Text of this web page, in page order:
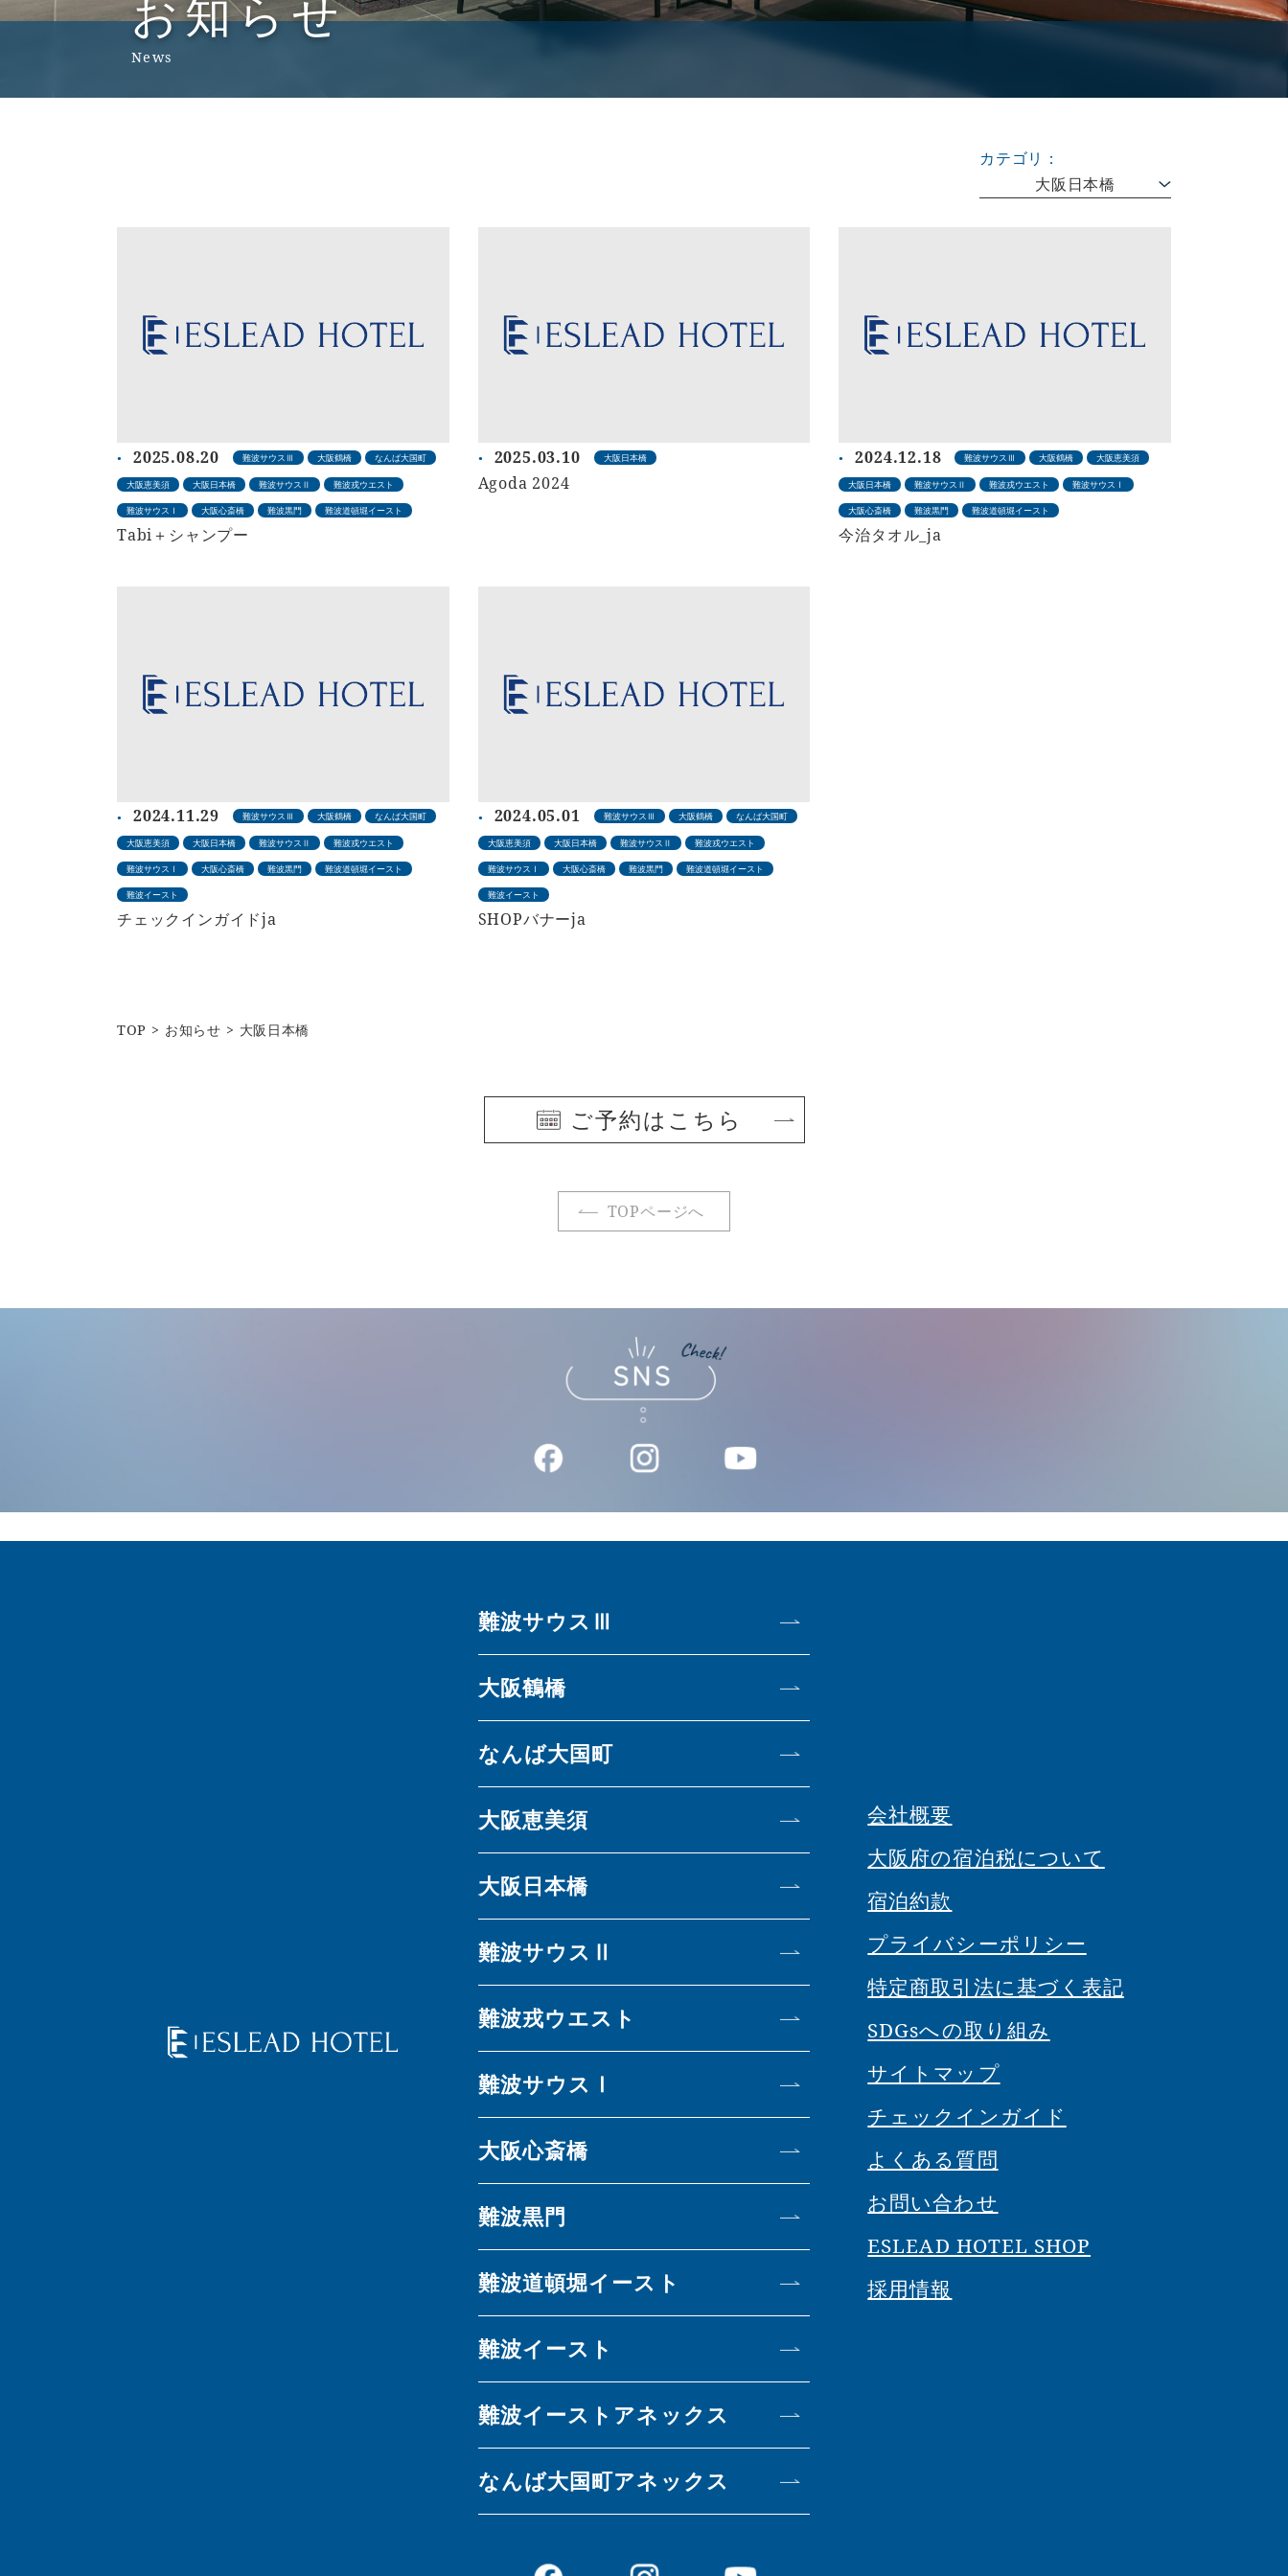
お知らせ
News
カテゴリ：
大阪日本橋
2025.08.20 難波サウスⅢ 大阪鶴橋 なんば大国町
大阪恵美須 大阪日本橋 難波サウスⅡ 難波戎ウエスト
難波サウスⅠ 大阪心斎橋 難波黒門 難波道頓堀イースト
Tabi＋シャンプー
2025.03.10 大阪日本橋
Agoda 2024
2024.12.18 難波サウスⅢ 大阪鶴橋 大阪恵美須
大阪日本橋 難波サウスⅡ 難波戎ウエスト 難波サウスⅠ
大阪心斎橋 難波黒門 難波道頓堀イースト
今治タオル_ja
2024.11.29 難波サウスⅢ 大阪鶴橋 なんば大国町
大阪恵美須 大阪日本橋 難波サウスⅡ 難波戎ウエスト
難波サウスⅠ 大阪心斎橋 難波黒門 難波道頓堀イースト
難波イースト
チェックインガイドja
2024.05.01 難波サウスⅢ 大阪鶴橋 なんば大国町
大阪恵美須 大阪日本橋 難波サウスⅡ 難波戎ウエスト
難波サウスⅠ 大阪心斎橋 難波黒門 難波道頓堀イースト
難波イースト
SHOPバナーja
TOP お知らせ 大阪日本橋
ご予約はこちら
TOPページへ
難波サウスⅢ
大阪鶴橋
なんば大国町
大阪恵美須
大阪日本橋
難波サウスⅡ
難波戎ウエスト
難波サウスⅠ
大阪心斎橋
難波黒門
難波道頓堀イースト
難波イースト
難波イーストアネックス
なんば大国町アネックス
会社概要
大阪府の宿泊税について
宿泊約款
プライバシーポリシー
特定商取引法に基づく表記
SDGsへの取り組み
サイトマップ
チェックインガイド
よくある質問
お問い合わせ
ESLEAD HOTEL SHOP
採用情報